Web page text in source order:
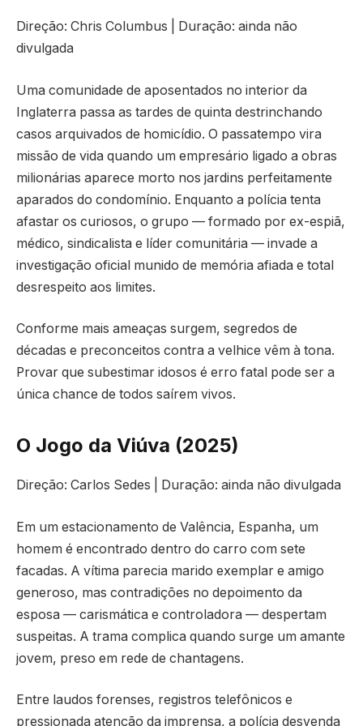
Direção: Chris Columbus | Duração: ainda não
divulgada
Uma comunidade de aposentados no interior da
Inglaterra passa as tardes de quinta destrinchando
casos arquivados de homicídio. O passatempo vira
missão de vida quando um empresário ligado a obras
milionárias aparece morto nos jardins perfeitamente
aparados do condomínio. Enquanto a polícia tenta
afastar os curiosos, o grupo — formado por ex-espiã,
médico, sindicalista e líder comunitária — invade a
investigação oficial munido de memória afiada e total
desrespeito aos limites.
Conforme mais ameaças surgem, segredos de
décadas e preconceitos contra a velhice vêm à tona.
Provar que subestimar idosos é erro fatal pode ser a
única chance de todos saírem vivos.
O Jogo da Viúva (2025)
Direção: Carlos Sedes | Duração: ainda não divulgada
Em um estacionamento de Valência, Espanha, um
homem é encontrado dentro do carro com sete
facadas. A vítima parecia marido exemplar e amigo
generoso, mas contradições no depoimento da
esposa — carismática e controladora — despertam
suspeitas. A trama complica quando surge um amante
jovem, preso em rede de chantagens.
Entre laudos forenses, registros telefônicos e
pressionada atenção da imprensa, a polícia desvenda